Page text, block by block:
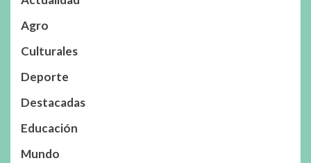
Agro
Culturales
Deporte
Destacadas
Educación
Mundo